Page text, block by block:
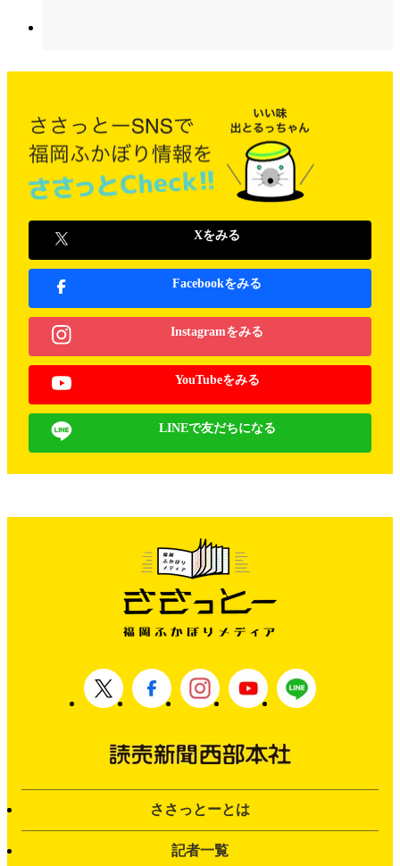
Xをみる
Facebookをみる
Instagramをみる
YouTubeをみる
LINEで友だちになる
ささっとーとは
記者一覧